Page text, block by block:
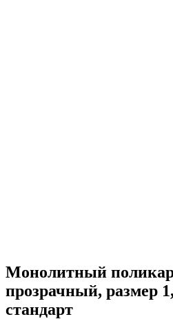
Монолитный
прозрачный, размер
стандарт